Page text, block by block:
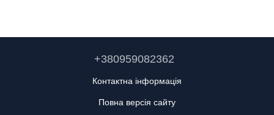
+380959082362
Контактна інформація
Повна версія сайту